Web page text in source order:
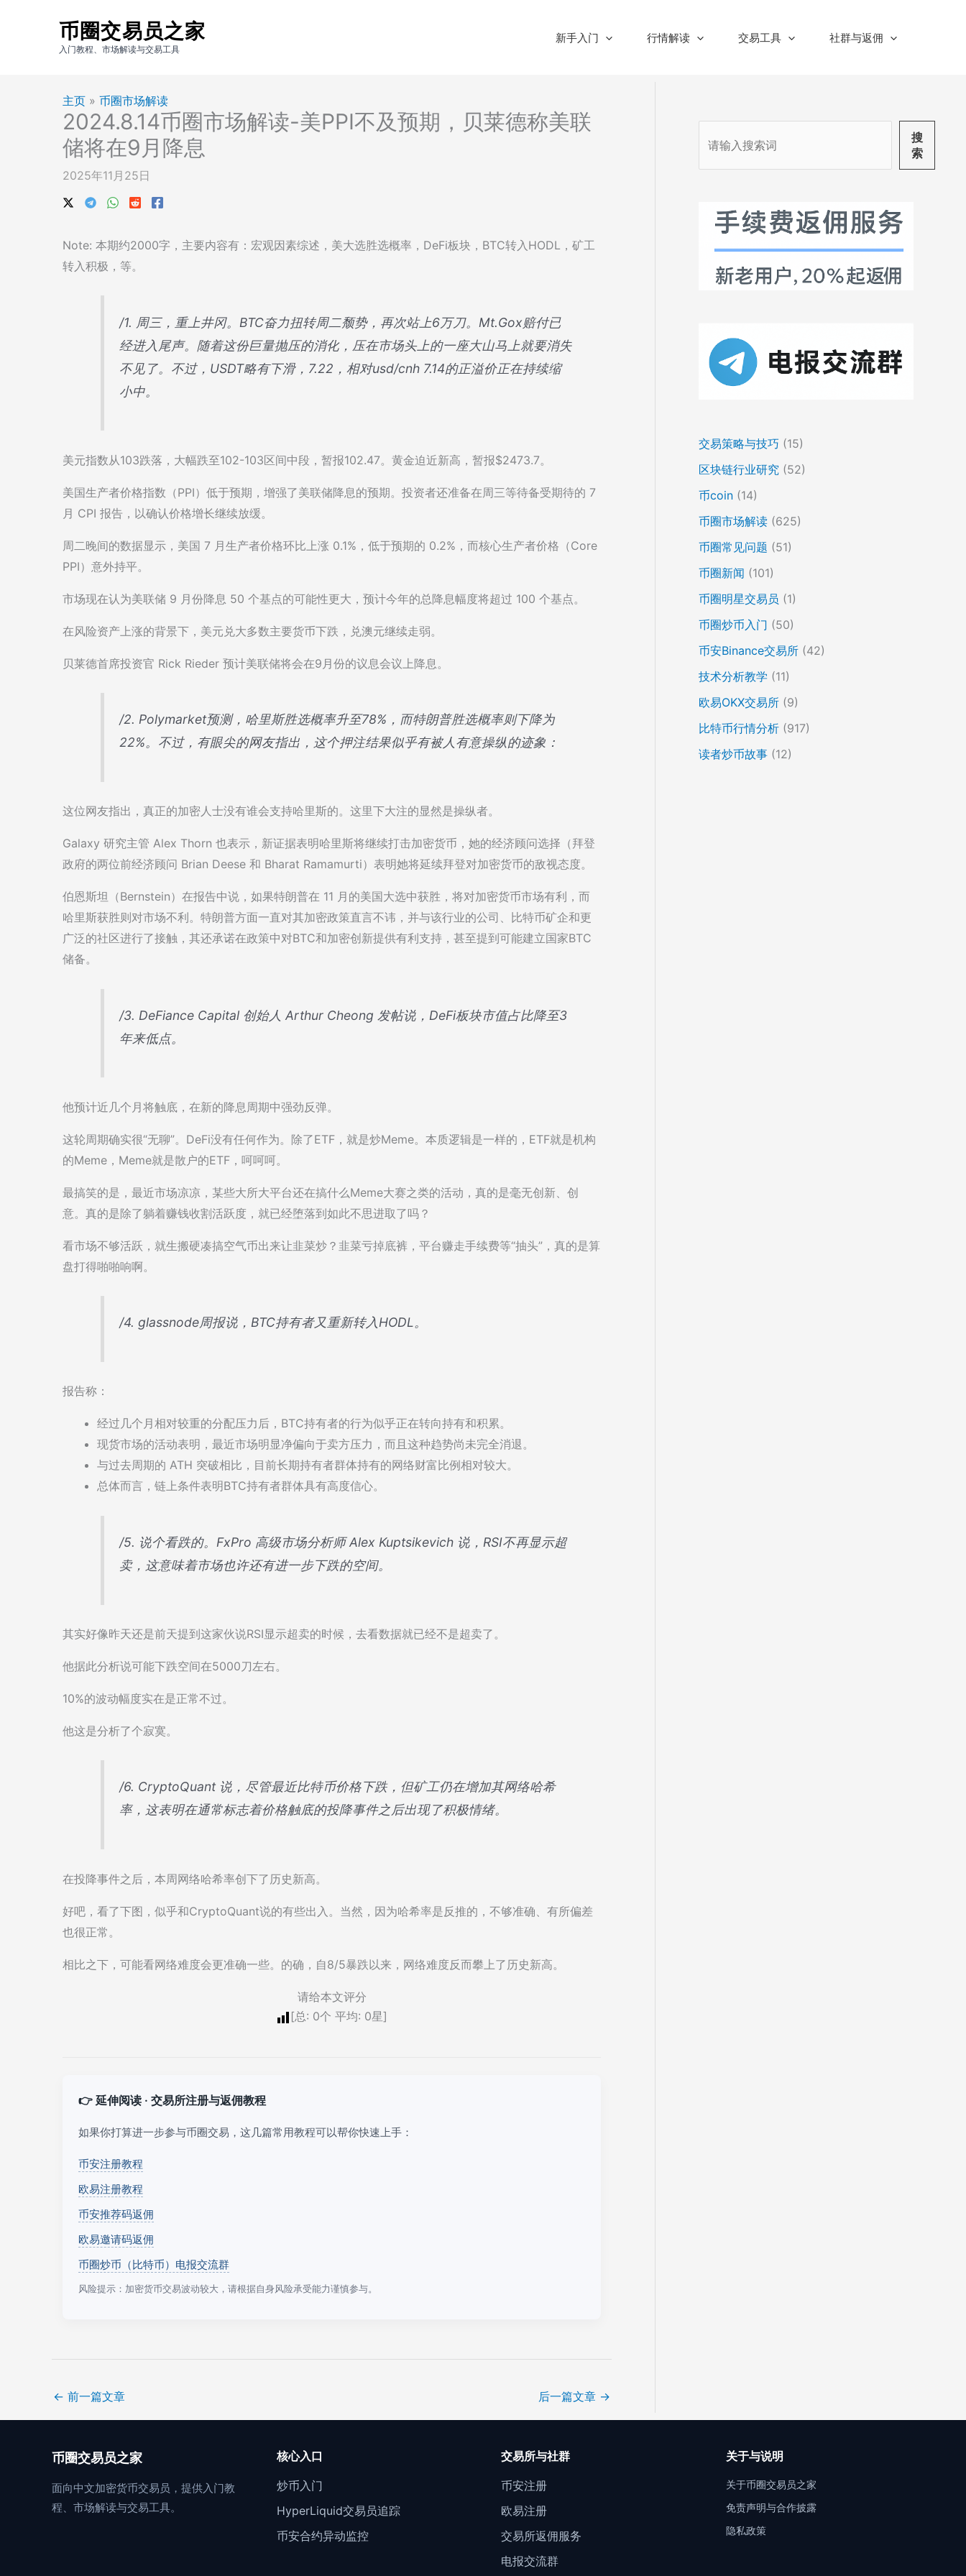
币圈交易员之家
入门教程、市场解读与交易工具
新手入门 行情解读 交易工具 社群与返佣
主页 » 币圈市场解读
2024.8.14币圈市场解读-美PPI不及预期，贝莱德称美联
储将在9月降息
2025年11月25日
Note: 本期约2000字，主要内容有：宏观因素综述，美大选胜选概率，DeFi板块，BTC转入HODL，矿工
转入积极，等。
/1. 周三，重上井冈。BTC奋力扭转周二颓势，再次站上6万刀。Mt.Gox赔付已
经进入尾声。随着这份巨量抛压的消化，压在市场头上的一座大山马上就要消失
不见了。不过，USDT略有下滑，7.22，相对usd/cnh 7.14的正溢价正在持续缩
小中。
美元指数从103跌落，大幅跌至102-103区间中段，暂报102.47。黄金迫近新高，暂报$2473.7。
美国生产者价格指数（PPI）低于预期，增强了美联储降息的预期。投资者还准备在周三等待备受期待的 7
月 CPI 报告，以确认价格增长继续放缓。
周二晚间的数据显示，美国 7 月生产者价格环比上涨 0.1%，低于预期的 0.2%，而核心生产者价格（Core
PPI）意外持平。
市场现在认为美联储 9 月份降息 50 个基点的可能性更大，预计今年的总降息幅度将超过 100 个基点。
在风险资产上涨的背景下，美元兑大多数主要货币下跌，兑澳元继续走弱。
贝莱德首席投资官 Rick Rieder 预计美联储将会在9月份的议息会议上降息。
/2. Polymarket预测，哈里斯胜选概率升至78%，而特朗普胜选概率则下降为
22%。不过，有眼尖的网友指出，这个押注结果似乎有被人有意操纵的迹象：
这位网友指出，真正的加密人士没有谁会支持哈里斯的。这里下大注的显然是操纵者。
Galaxy 研究主管 Alex Thorn 也表示，新证据表明哈里斯将继续打击加密货币，她的经济顾问选择（拜登
政府的两位前经济顾问 Brian Deese 和 Bharat Ramamurti）表明她将延续拜登对加密货币的敌视态度。
伯恩斯坦（Bernstein）在报告中说，如果特朗普在 11 月的美国大选中获胜，将对加密货币市场有利，而
哈里斯获胜则对市场不利。特朗普方面一直对其加密政策直言不讳，并与该行业的公司、比特币矿企和更
广泛的社区进行了接触，其还承诺在政策中对BTC和加密创新提供有利支持，甚至提到可能建立国家BTC
储备。
/3. DeFiance Capital 创始人 Arthur Cheong 发帖说，DeFi板块市值占比降至3
年来低点。
他预计近几个月将触底，在新的降息周期中强劲反弹。
这轮周期确实很“无聊”。DeFi没有任何作为。除了ETF，就是炒Meme。本质逻辑是一样的，ETF就是机构
的Meme，Meme就是散户的ETF，呵呵呵。
最搞笑的是，最近市场凉凉，某些大所大平台还在搞什么Meme大赛之类的活动，真的是毫无创新、创
意。真的是除了躺着赚钱收割活跃度，就已经堕落到如此不思进取了吗？
看市场不够活跃，就生搬硬凑搞空气币出来让韭菜炒？韭菜亏掉底裤，平台赚走手续费等“抽头”，真的是算
盘打得啪啪响啊。
/4. glassnode周报说，BTC持有者又重新转入HODL。
报告称：
经过几个月相对较重的分配压力后，BTC持有者的行为似乎正在转向持有和积累。
现货市场的活动表明，最近市场明显净偏向于卖方压力，而且这种趋势尚未完全消退。
与过去周期的 ATH 突破相比，目前长期持有者群体持有的网络财富比例相对较大。
总体而言，链上条件表明BTC持有者群体具有高度信心。
/5. 说个看跌的。FxPro 高级市场分析师 Alex Kuptsikevich 说，RSI不再显示超
卖，这意味着市场也许还有进一步下跌的空间。
其实好像昨天还是前天提到这家伙说RSI显示超卖的时候，去看数据就已经不是超卖了。
他据此分析说可能下跌空间在5000刀左右。
10%的波动幅度实在是正常不过。
他这是分析了个寂寞。
/6. CryptoQuant 说，尽管最近比特币价格下跌，但矿工仍在增加其网络哈希
率，这表明在通常标志着价格触底的投降事件之后出现了积极情绪。
在投降事件之后，本周网络哈希率创下了历史新高。
好吧，看了下图，似乎和CryptoQuant说的有些出入。当然，因为哈希率是反推的，不够准确、有所偏差
也很正常。
相比之下，可能看网络难度会更准确一些。的确，自8/5暴跌以来，网络难度反而攀上了历史新高。
请给本文评分
[总: 0个 平均: 0星]
👉 延伸阅读 · 交易所注册与返佣教程
如果你打算进一步参与币圈交易，这几篇常用教程可以帮你快速上手：
币安注册教程
欧易注册教程
币安推荐码返佣
欧易邀请码返佣
币圈炒币（比特币）电报交流群
风险提示：加密货币交易波动较大，请根据自身风险承受能力谨慎参与。
← 前一篇文章 后一篇文章 →
搜
索
交易策略与技巧 (15)
区块链行业研究 (52)
币coin (14)
币圈市场解读 (625)
币圈常见问题 (51)
币圈新闻 (101)
币圈明星交易员 (1)
币圈炒币入门 (50)
币安Binance交易所 (42)
技术分析教学 (11)
欧易OKX交易所 (9)
比特币行情分析 (917)
读者炒币故事 (12)
币圈交易员之家
面向中文加密货币交易员，提供入门教
程、市场解读与交易工具。
核心入口
炒币入门
HyperLiquid交易员追踪
币安合约异动监控
交易所与社群
币安注册
欧易注册
交易所返佣服务
电报交流群
关于与说明
关于币圈交易员之家
免责声明与合作披露
隐私政策